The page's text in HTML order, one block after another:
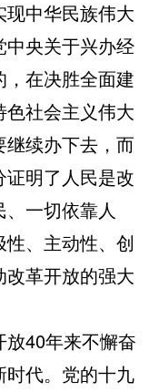
中华民族伟大
央关于兴办经
在决胜全面建
社会主义伟大
续办下去，而
证明了人民是改
一切依靠人
、主动性、创
革开放的强大
40年来不懈奋
代。党的十九